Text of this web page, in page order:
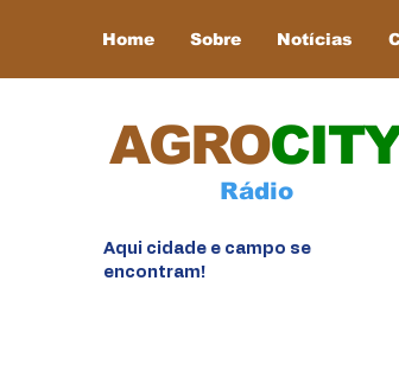
Home Sobre Notícias
AGRO
Rádio
Aqui cidade e campo se
encontram!